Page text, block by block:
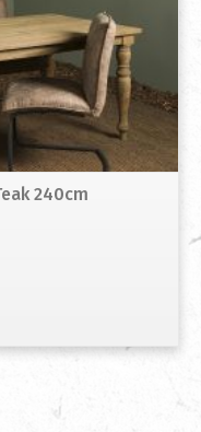
240cm